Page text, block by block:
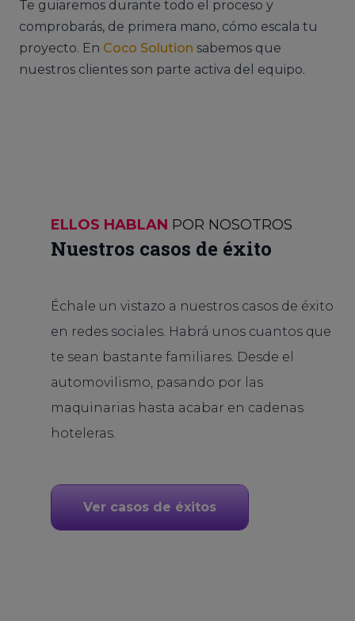
Te guiaremos durante todo el proceso y
comprobarás, de primera mano, cómo escala tu
proyecto. En Coco Solution sabemos que
nuestros clientes son parte activa del equipo.
ELLOS HABLAN POR NOSOTROS
Nuestros casos de éxito
Échale un vistazo a nuestros casos de éxito
en redes sociales. Habrá unos cuantos que
te sean bastante familiares. Desde el
automovilismo, pasando por las
maquinarias hasta acabar en cadenas
hoteleras.
Ver casos de éxitos